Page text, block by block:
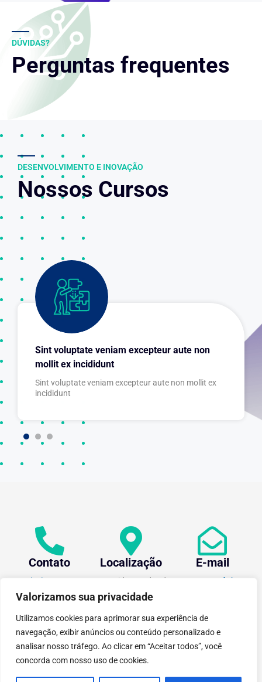
Valorizamos sua privacidade
Utilizamos cookies para aprimorar sua experiência de
navegação, exibir anúncios ou conteúdo personalizado e
analisar nosso tráfego. Ao clicar em “Aceitar todos”, você
concorda com nosso uso de cookies.
DÚVIDAS?
Perguntas frequentes
DESENVOLVIMENTO E INOVAÇÃO
Nossos Cursos
Sint voluptate veniam excepteur aute non
mollit ex incididunt
Sint voluptate veniam excepteur aute non mollit ex
incididunt
mollit ex incididunt
consectetur adipiscing elit, sed do eiusmod Lorem
ipsum dolor sit amet, consectetur.
3
Contato
+55 (31) 3612-1281
Localização
Av. Oraida Mendes de
Castro, 6000 Novo
Silvestre - 36576-400 ,
E-mail
centev@ufv.br